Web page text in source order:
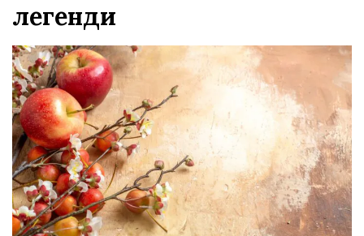
легенди